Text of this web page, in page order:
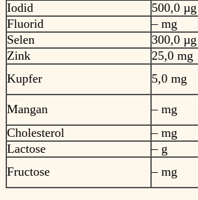
Iodid
500,0 µg
Fluorid
– mg
Selen
300,0 µg
Zink
25,0 mg
Kupfer
5,0 mg
Mangan – mg
Cholesterol
– mg
Lactose
– g
Fructose
– mg